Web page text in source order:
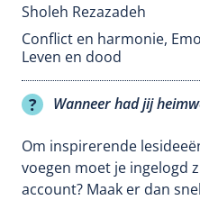
Sholeh Rezazadeh
Conflict en harmonie,
Leven en dood
Wanneer had jij
Om inspirerende
voegen moet je ingelogd
account? Maak er dan